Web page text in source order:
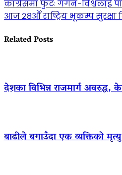
कांग्रेसमा फुटः गगन-विश्वलाई
आज २८औँ राष्ट्रिय भूकम्प सुरक्षा
Related Posts
देशका विभिन्न राजमार्ग अवरुद्ध,
बाढीले बगाउँदा एक व्यक्तिको मृत्यु